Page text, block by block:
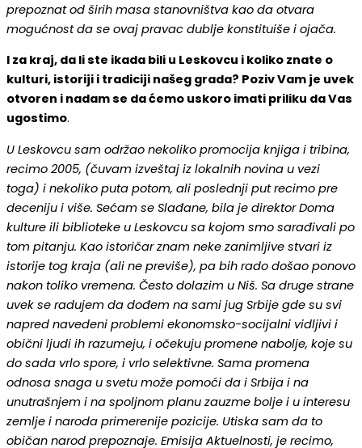
prepoznat od širih masa stanovništva kao da otvara
mogućnost da se ovaj pravac dublje konstituiše i ojača.
I za kraj, da li ste ikada bili u Leskovcu i koliko znate o
kulturi, istoriji i tradiciji našeg grada? Poziv Vam je uvek
otvoren i nadam se da ćemo uskoro imati priliku da Vas
ugostimo.
U Leskovcu sam održao nekoliko promocija knjiga i tribina,
recimo 2005, (čuvam izveštaj iz lokalnih novina u vezi
toga) i nekoliko puta potom, ali poslednji put recimo pre
deceniju i više. Sećam se Slađane, bila je direktor Doma
kulture ili biblioteke u Leskovcu sa kojom smo sarađivali po
tom pitanju. Kao istoričar znam neke zanimljive stvari iz
istorije tog kraja (ali ne previše), pa bih rado došao ponovo
nakon toliko vremena. Često dolazim u Niš. Sa druge strane
uvek se radujem da dođem na sami jug Srbije gde su svi
napred navedeni problemi ekonomsko-socijalni vidljivi i
obični ljudi ih razumeju, i očekuju promene nabolje, koje su
do sada vrlo spore, i vrlo selektivne. Sama promena
odnosa snaga u svetu može pomoći da i Srbija i na
unutrašnjem i na spoljnom planu zauzme bolje i u interesu
zemlje i naroda primerenije pozicije. Utiska sam da to
običan narod prepoznaje. Emisija Aktuelnosti, je recimo,